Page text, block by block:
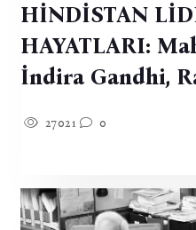
HİNDİSTAN
HAYATLARI:
İndira Gandhi,
27021 0